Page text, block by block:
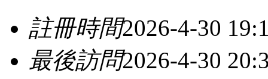
註冊時間2026-4-30
最後訪問2026-4-30